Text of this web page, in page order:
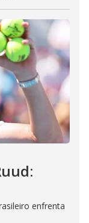
enfrenta